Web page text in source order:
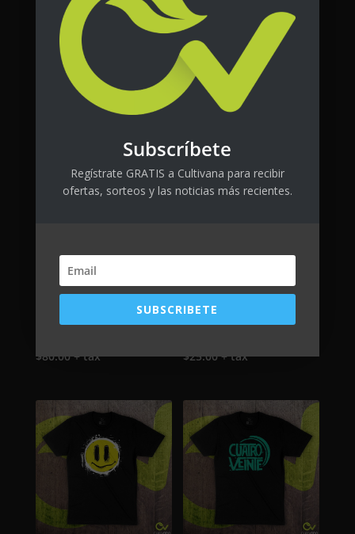
Destacados
$80.00 + tax
$25.00 + tax
Subscríbete
Regístrate GRATIS a Cultivana para recibir
ofertas, sorteos y las noticias más recientes.
SUBSCRIBETE